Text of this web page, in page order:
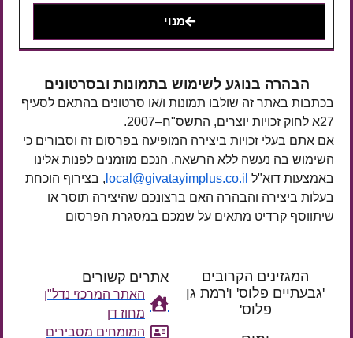
מנוי
הבהרה בנוגע לשימוש בתמונות ובסרטונים
בכתבות באתר זה שולבו תמונות ו/או סרטונים בהתאם לסעיף
27א לחוק זכויות יוצרים, התשס"ח–2007.
אם אתם בעלי זכויות ביצירה המופיעה בפרסום זה וסבורים כי
השימוש בה נעשה ללא הרשאה, הנכם מוזמנים לפנות אלינו
באמצעות דוא"ל local@givatayimplus.co.il , בצירוף הוכחת
בעלות ביצירה והבהרה האם ברצונכם שהיצירה תוסר או
שיתווסף קרדיט מתאים על שמכם במסגרת הפרסום
המגזינים הקרובים
'גבעתיים פלוס' ו'רמת גן
פלוס'
אתרים קשורים
האתר המרכזי נדל"ן
מחוז דן
המומחים מסבירים